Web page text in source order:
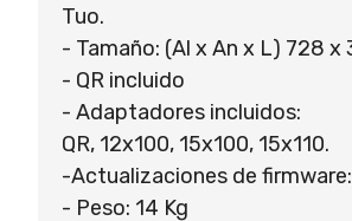
Tuo.
- Tamaño: (Al x An x L) 728
- QR incluido
- Adaptadores incluidos:
QR, 12x100, 15x100, 15x110.
-Actualizaciones de
- Peso: 14 Kg